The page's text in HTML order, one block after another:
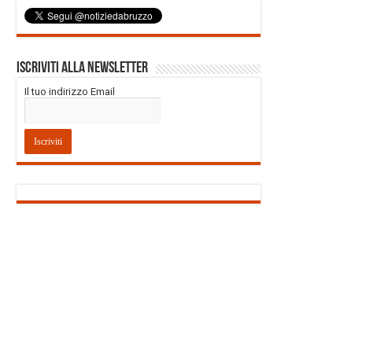
Iscriviti alla Newsletter
Il tuo indirizzo Email